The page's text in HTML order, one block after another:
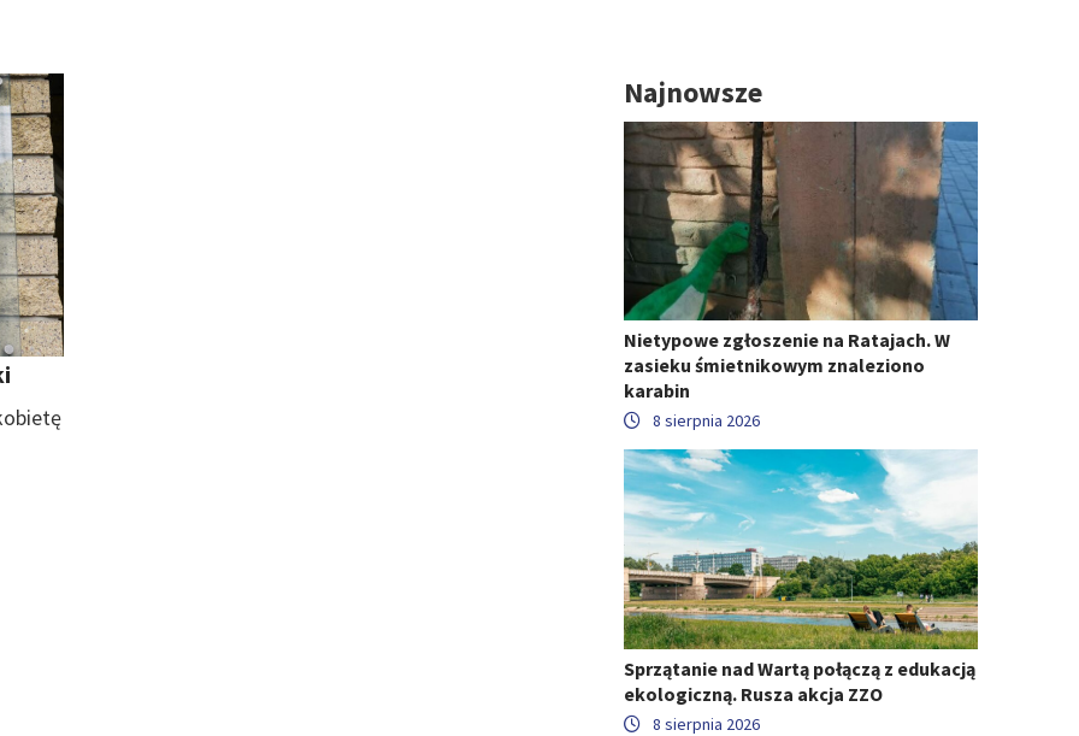
Najnowsze
Nietypowe zgłoszenie na Ratajach. W
zasieku śmietnikowym znaleziono
karabin
8 sierpnia 2026
Sprzątanie nad Wartą połączą z edukacją
ekologiczną. Rusza akcja ZZO
8 sierpnia 2026